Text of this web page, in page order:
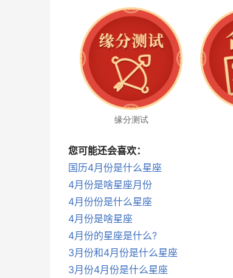
缘分测试
您可能还会喜欢：
国历4月份是什么星座
4月份是啥星座月份
4月份份是什么星座
4月份是啥星座
4月份的星座是什么?
3月份和4月份是什么星座
3月份4月份是什么星座